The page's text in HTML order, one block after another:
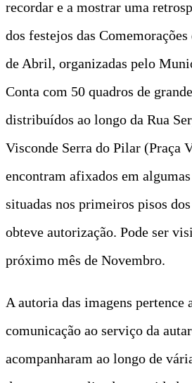
recordar e a mostrar uma
dos festejos das
de Abril, organizadas pelo
Conta com 50 quadros de
distribuídos ao longo da Rua
Visconde Serra do Pilar (Praça
encontram afixados em algumas
situadas nos primeiros pisos
obteve autorização. Pode ser
próximo mês de Novembro.
A autoria das imagens pertence
comunicação ao serviço da
acompanharam ao longo de